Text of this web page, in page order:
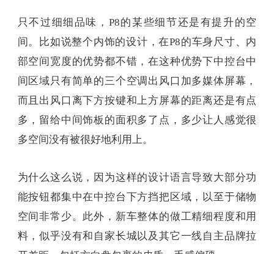
只不过细细品味，P8的某些细节还是有提升的空
间。比如说整个内饰的设计，在P8的车身尺寸、内
部空间宽度的优势都不错，在这种优势下中控台中
间区域只有简单的三个空调出风口加多媒体屏幕，
而且出风口离下方按键和上方屏幕的距离还是有点
多，留给中间饰板的面积多了点，多少让人感觉很
多空间没有被很好地利用上。
为什么这么说，因为这样的设计语言导致大部分功
能按钮都集中在中控台下方挡把区域，以至于储物
空间非常少。此外，新车整体的做工精细程度和用
料，似乎没有和自家长城以及其它一线自主品牌拉